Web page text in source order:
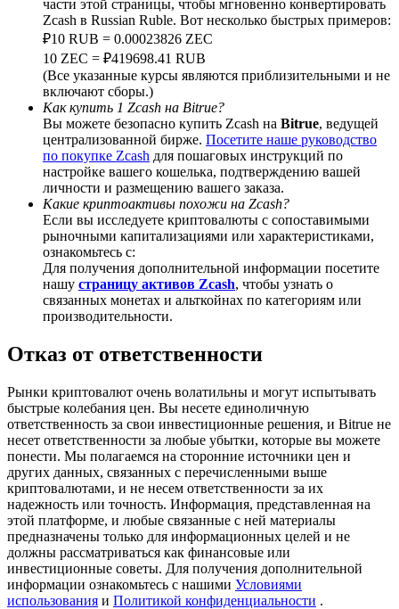
BTC Welcome Rewards
Deposit & Trade BTC to Share 25000 USDT prize pool!
Deposit CASHCAT & Win
Share 500000 CASHCAT prize pool
Exclusive for BitMart Users
Precious Metals Trading Carnival
Trade Gold & Silver · 33,333 USDT Bonus
USDT New User Exclusive 10% APR
USDT Flexible Staking | Daily Rewards
части этой страницы, чтобы мгновенно конвертировать
Zcash в Russian Ruble. Вот несколько быстрых примеров:
₽10 RUB = 0.00023826 ZEC
10 ZEC = ₽419698.41 RUB
(Все указанные курсы являются приблизительными и не
включают сборы.)
Как купить 1 Zcash на Bitrue?
Вы можете безопасно купить Zcash на Bitrue, ведущей
централизованной бирже. Посетите наше руководство
по покупке Zcash для пошаговых инструкций по
настройке вашего кошелька, подтверждению вашей
личности и размещению вашего заказа.
Какие криптоактивы похожи на Zcash?
Если вы исследуете криптовалюты с сопоставимыми
рыночными капитализациями или характеристиками,
ознакомьтесь с:
Для получения дополнительной информации посетите
нашу страницу активов Zcash, чтобы узнать о
связанных монетах и альткойнах по категориям или
производительности.
Отказ от ответственности
Рынки криптовалют очень волатильны и могут испытывать
быстрые колебания цен. Вы несете единоличную
ответственность за свои инвестиционные решения, и Bitrue не
несет ответственности за любые убытки, которые вы можете
понести. Мы полагаемся на сторонние источники цен и
других данных, связанных с перечисленными выше
криптовалютами, и не несем ответственности за их
надежность или точность. Информация, представленная на
этой платформе, и любые связанные с ней материалы
предназначены только для информационных целей и не
должны рассматриваться как финансовые или
инвестиционные советы. Для получения дополнительной
информации ознакомьтесь с нашими Условиями
использования и Политикой конфиденциальности .